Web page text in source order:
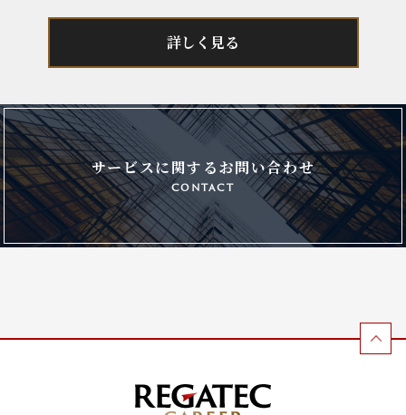
詳しく見る
サービスに関するお問い合わせ
contact